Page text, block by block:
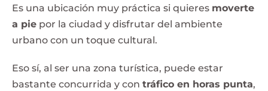
Es una ubicación muy práctica si quieres moverte
a pie por la ciudad y disfrutar del ambiente
urbano con un toque cultural.
Eso sí, al ser una zona turística, puede estar
bastante concurrida y con tráfico en horas punta,